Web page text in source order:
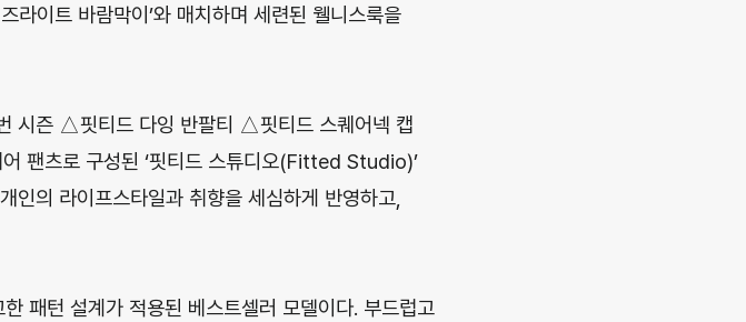
라이트 바람막이’와 매치하며 세련된 웰니스룩을
시즌 △핏티드 다잉 반팔티 △핏티드 스퀘어넥 캡
팬츠로 구성된 ‘핏티드 스튜디오(Fitted Studio)’
의 라이프스타일과 취향을 세심하게 반영하고,
패턴 설계가 적용된 베스트셀러 모델이다. 부드럽고